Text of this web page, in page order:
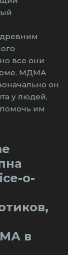
древним
все они
МДМА
он
у людей,
им
o-
в